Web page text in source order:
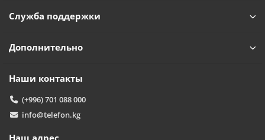
Служба поддержки
Дополнительно
Наши контакты
(+996) 701 088 000
info@telefon.kg